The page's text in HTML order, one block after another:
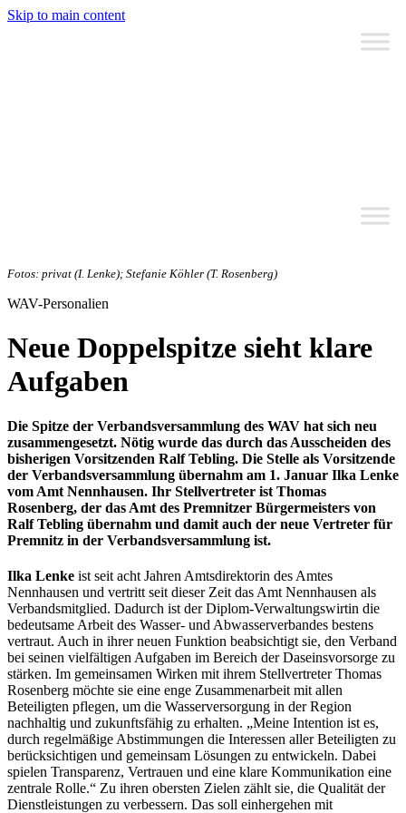
Skip to main content
Fotos: privat (I. Lenke); Stefanie Köhler (T. Rosenberg)
WAV-Personalien
Neue Doppelspitze sieht klare
Aufgaben
Die Spitze der Verbandsversammlung des WAV hat sich neu
zusammengesetzt. Nötig wurde das durch das Ausscheiden des
bisherigen Vorsitzenden Ralf Tebling. Die Stelle als Vorsitzende
der Verbandsversammlung übernahm am 1. Januar Ilka Lenke
vom Amt Nennhausen. Ihr Stellvertreter ist Thomas
Rosenberg, der das Amt des Premnitzer Bürgermeisters von
Ralf Tebling übernahm und damit auch der neue Vertreter für
Premnitz in der Verbandsversammlung ist.
Ilka Lenke ist seit acht Jahren Amtsdirektorin des Amtes
Nennhausen und vertritt seit dieser Zeit das Amt Nennhausen als
Verbandsmitglied. Dadurch ist der Diplom-Verwaltungswirtin die
bedeutsame Arbeit des Wasser- und Abwasserverbandes bestens
vertraut. Auch in ihrer neuen Funktion beabsichtigt sie, den Verband
bei seinen vielfältigen Aufgaben im Bereich der Daseinsvorsorge zu
stärken. Im gemeinsamen Wirken mit ihrem Stellvertreter Thomas
Rosenberg möchte sie eine enge Zusammenarbeit mit allen
Beteiligten pflegen, um die Wasserversorgung in der Region
nachhaltig und zukunftsfähig zu erhalten. „Meine Intention ist es,
durch regelmäßige Abstimmungen die Interessen aller Beteiligten zu
berücksichtigen und gemeinsam Lösungen zu entwickeln. Dabei
spielen Transparenz, Vertrauen und eine klare Kommunikation eine
zentrale Rolle.“ Zu ihren obersten Zielen zählt sie, die Qualität der
Dienstleistungen zu verbessern. Das soll einhergehen mit